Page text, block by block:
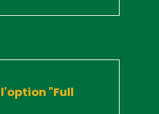
"Full